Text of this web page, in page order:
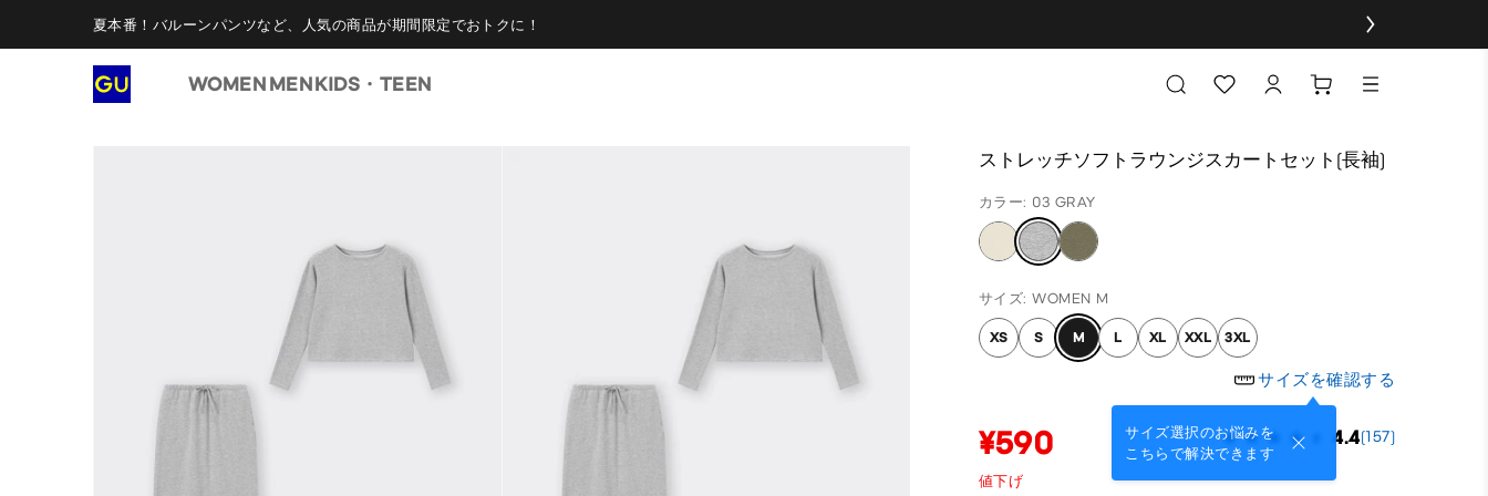
夏本番！バルーンパンツなど、人気の商品が期間限定でおトクに！
WOMEN MENKIDS・TEEN
ストレッチソフトラウンジスカートセット(長袖)
カラー: 03 GRAY
サイズ: WOMEN M
XS S M L XL XXL 3XL
サイズを確認する
サイズ選択のお悩みを
こちらで解決できます
¥590 4.4(157)
値下げ